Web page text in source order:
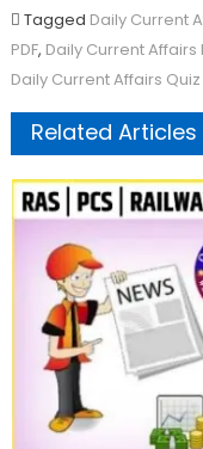
Tagged Daily Current
PDF, Daily Current Affairs
Daily Current Affairs
Related Articles